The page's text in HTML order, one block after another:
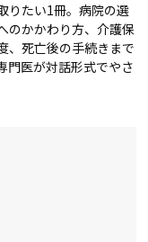
りたい1冊。病院の選
のかかわり方、介護保
、死亡後の手続きまで
門医が対話形式でやさ